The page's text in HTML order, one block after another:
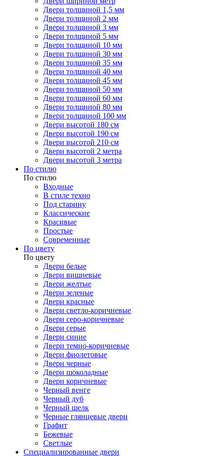
Двери толщиной 1,5 мм
Двери толщиной 2 мм
Двери толщиной 3 мм
Двери толщиной 5 мм
Двери толщиной 10 мм
Двери толщиной 30 мм
Двери толщиной 35 мм
Двери толщиной 40 мм
Двери толщиной 45 мм
Двери толщиной 50 мм
Двери толщиной 60 мм
Двери толщиной 80 мм
Двери толщиной 100 мм
Двери высотой 180 см
Двери высотой 190 см
Двери высотой 210 см
Двери высотой 2 метра
Двери высотой 3 метра
По стилю
По стилю
Входные
В стиле техно
Под старину
Классические
Красивые
Простые
Современные
По цвету
По цвету
Двери белые
Двери вишневые
Двери желтые
Двери зеленые
Двери красные
Двери светло-коричневые
Двери серо-коричневые
Двери серые
Двери синие
Двери темно-коричневые
Двери фиолетовые
Двери черные
Двери шоколадные
Двери коричневые
Черный венге
Черный дуб
Черный шелк
Черные глянцевые двери
Графит
Бежевые
Светлые
Специализированные двери